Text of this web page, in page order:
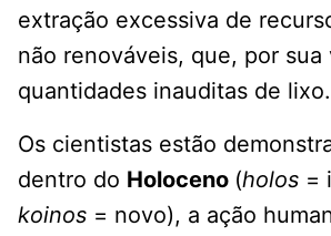
extração excessiva de
não renováveis, que, por sua
quantidades inauditas de lixo.
Os cientistas estão
dentro do Holoceno (holos =
koinos = novo), a ação